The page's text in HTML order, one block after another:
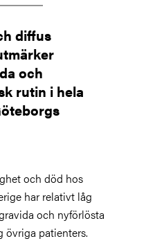
diffus
och
rutin i hela
och död hos
har relativt låg
och nyförlösta
övriga patienters.